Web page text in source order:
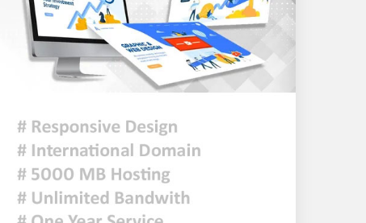
হরমুজে নতুন নৌপথে ওমানের
সঙ্গে সমঝোতায় ইরান
জরুরি জ্বালানি সরবরাহ নিশ্চিতে
টন এলপিজি কেনার নীতিগত
অনুমোদন
নদী দূষণ রোধে সমন্বিত পদক্ষেপ
গ্রহণে অবহেলার কোনো সুযোগ
নেই : প্রধানমন্ত্রী